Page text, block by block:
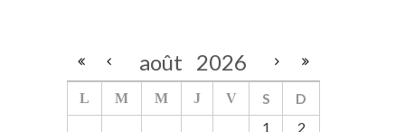
août 2026
L M M J V S
D
1
2